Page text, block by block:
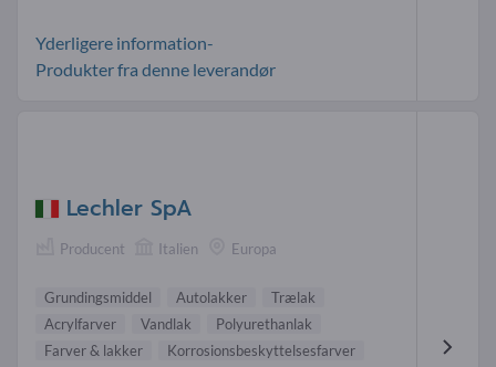
Yderligere information-
Produkter fra denne leverandør
Lechler SpA
Producent Italien Europa
Grundingsmiddel Autolakker
Trælak
Acrylfarver
Vandlak
Polyurethanlak
Farver & lakker
Korrosionsbeskyttelsesfarver